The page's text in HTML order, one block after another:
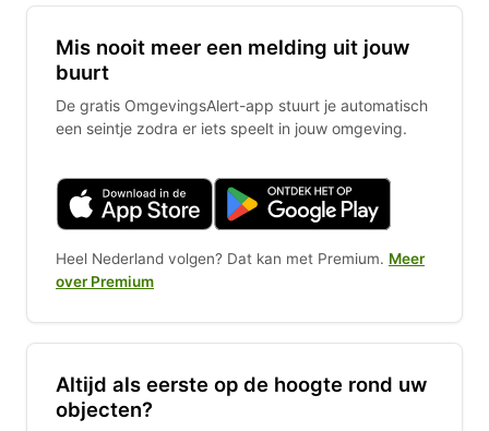
Mis nooit meer een melding uit jouw
buurt
De gratis OmgevingsAlert-app stuurt je automatisch
een seintje zodra er iets speelt in jouw omgeving.
Heel Nederland volgen? Dat kan met Premium. Meer
over Premium
Altijd als eerste op de hoogte rond uw
objecten?